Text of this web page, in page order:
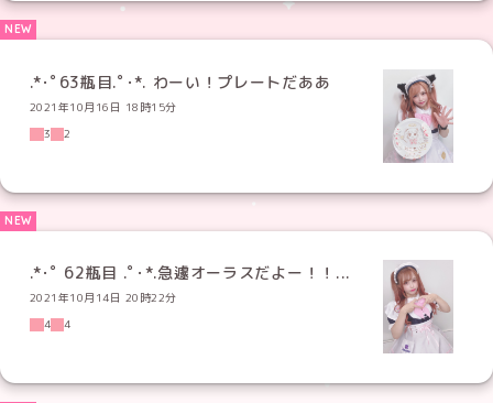
.*･ﾟ63瓶目.ﾟ･*. わーい！プレートだああ
2021年10月16日 18時15分
3
2
.*･ﾟ 62瓶目 .ﾟ･*.急遽オーラスだよー！！...
2021年10月14日 20時22分
4
4